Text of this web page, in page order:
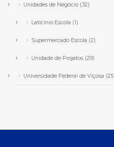
Unidades de Negócio(32)
Laticínio Escola (1)
Supermercado Escola (2)
Unidade de Projetos(29)
Universidade Federal de Viçosa